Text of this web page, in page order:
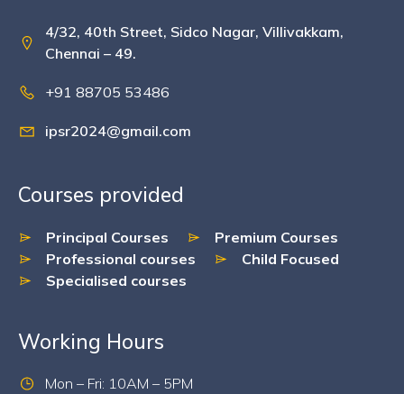
4/32, 40th Street, Sidco Nagar, Villivakkam,
Chennai – 49.
+91 88705 53486
ipsr2024@gmail.com
Courses provided
Principal Courses
Premium Courses
Professional courses
Child Focused
Specialised courses
Working Hours
Mon – Fri: 10AM – 5PM